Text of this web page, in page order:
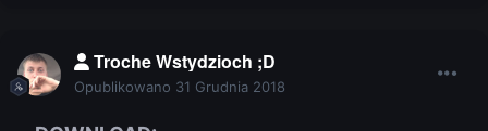
Troche Wstydzioch ;D
Opublikowano 31 Grudnia 2018